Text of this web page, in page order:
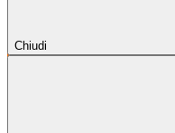
Chiudi